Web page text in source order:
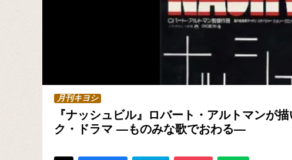
月刊キヨシ
『ナッシュビル』ロバート・アルトマンが
ク・ドラマ ―ものみな歌でおわる―